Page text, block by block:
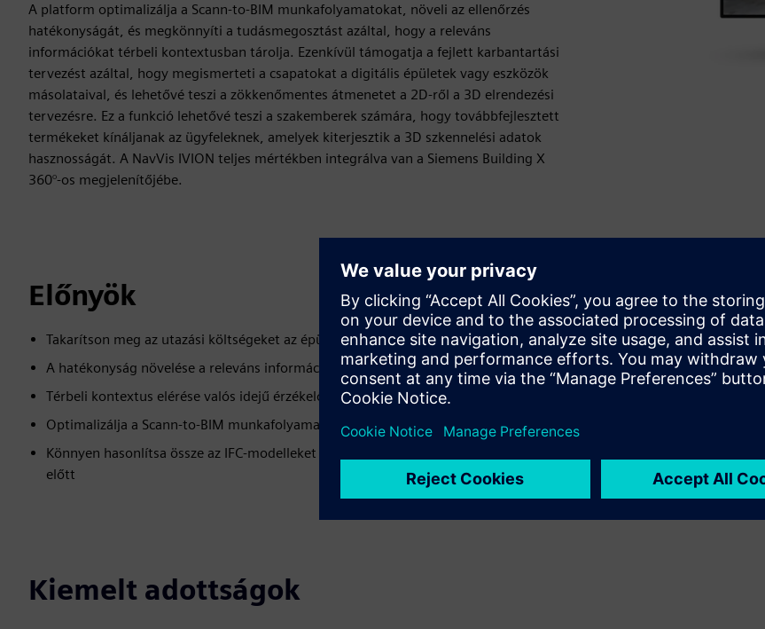
A platform optimalizálja a Scann-to-BIM munkafolyamatokat, növeli az ellenőrzés
hatékonyságát, és megkönnyíti a tudásmegosztást azáltal, hogy a releváns
információkat térbeli kontextusban tárolja. Ezenkívül támogatja a fejlett karbantartási
tervezést azáltal, hogy megismerteti a csapatokat a digitális épületek vagy eszközök
másolataival, és lehetővé teszi a zökkenőmentes átmenetet a 2D-ről a 3D elrendezési
tervezésre. Ez a funkció lehetővé teszi a szakemberek számára, hogy továbbfejlesztett
termékeket kínáljanak az ügyfeleknek, amelyek kiterjesztik a 3D szkennelési adatok
hasznosságát. A NavVis IVION teljes mértékben integrálva van a Siemens Building X
360°-os megjelenítőjébe.
Előnyök
Takarítson meg az utazási költségeket az épületek távoli elérésével
A hatékonyság növelése a releváns információk megosztásával az összes érdekelt féllel
Térbeli kontextus elérése valós idejű érzékelőadatokhoz a körülmények gyors megértéséhez
Optimalizálja a Scann-to-BIM munkafolyamatokat és növelje az ellenőrzési hatékonyságot
Könnyen hasonlítsa össze az IFC-modelleket és a pontfelhőket, hogy azonosítsa a problémákat a költséges átdolgozás
előtt
Kiemelt adottságok